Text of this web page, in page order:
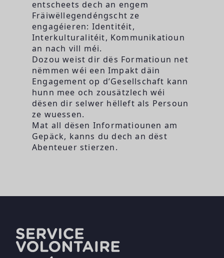
entscheets dech an engem
Fräiwëllegendéngscht ze
engagéieren: Identitéit,
Interkulturalitéit, Kommunikatioun
an nach vill méi.
Dozou weist dir dës Formatioun net
nëmmen wéi een Impakt däin
Engagement op d’Gesellschaft kann
hunn mee och zousätzlech wéi
dësen dir selwer hëlleft als Persoun
ze wuessen.
Mat all dësen Informatiounen am
Gepäck, kanns du dech an dëst
Abenteuer stierzen.